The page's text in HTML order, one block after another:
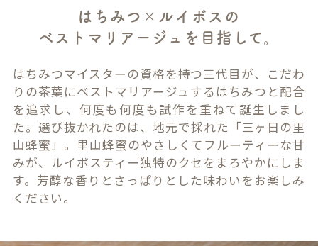
はちみつ×ルイボスの
ベストマリアージュを目指して。
はちみつマイスターの資格を持つ三代目が、こだわ
りの茶葉にベストマリアージュするはちみつと配合
を追求し、何度も何度も試作を重ねて誕生しまし
た。選び抜かれたのは、地元で採れた「三ヶ日の里
山蜂蜜」。里山蜂蜜のやさしくてフルーティーな甘
みが、ルイボスティー独特のクセをまろやかにしま
す。芳醇な香りとさっぱりとした味わいをお楽しみ
ください。